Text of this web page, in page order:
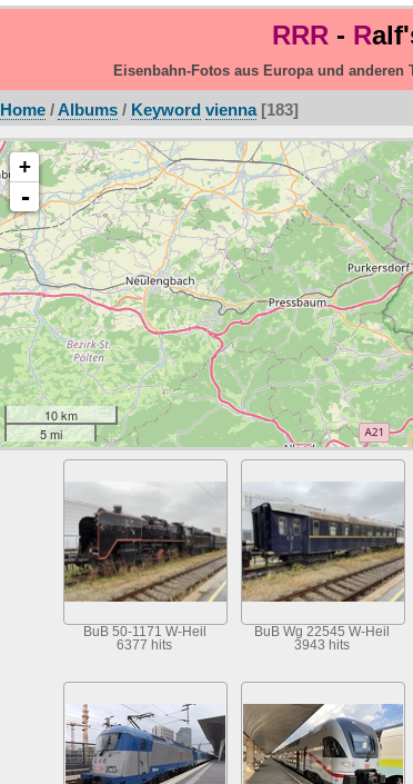
RRR - R
Eisenbahn-Fotos aus Europa und
Home/Albums/ Keyword vienna 183
+
-
10 km
5 mi
BuB 50-1171 W-Heil
6377 hits
BuB Wg 22545 W-Heil
3943 hits